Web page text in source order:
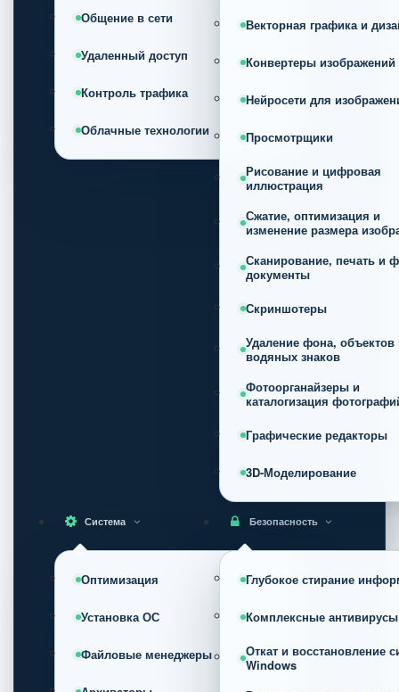
Общение в сети
Удаленный доступ
Контроль трафика
Облачные технологии
Векторная графика и
Конвертеры изображений
Нейросети для
Просмотрщики
Рисование и цифровая
иллюстрация
Сжатие, оптимизация и
изменение размера
Сканирование, печать и
документы
Скриншотеры
Удаление фона, объектов
водяных знаков
Фотоорганайзеры и
каталогизация
Графические редакторы
3D-Моделирование
Система
Оптимизация
Установка ОС
Файловые менеджеры
Безопасность
Глубокое стирание
Комплексные антивирусы
Откат и восстановление
Windows